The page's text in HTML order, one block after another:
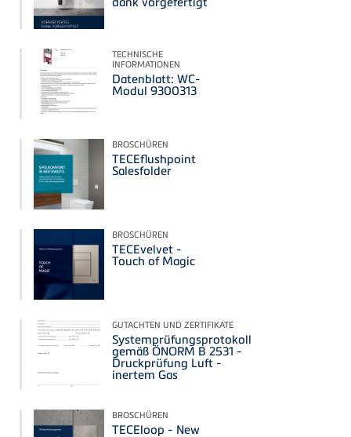
TECHNISCHE
INFORMATIONEN
Datenblatt: WC-
Modul 9300313
BROSCHÜREN
TECEflushpoint
Salesfolder
BROSCHÜREN
TECEvelvet -
Touch of Magic
GUTACHTEN UND ZERTIFIKATE
Systemprüfungsprotokoll
gemäß ÖNORM B 2531 -
Druckprüfung Luft -
inertem Gas
BROSCHÜREN
TECEloop - New